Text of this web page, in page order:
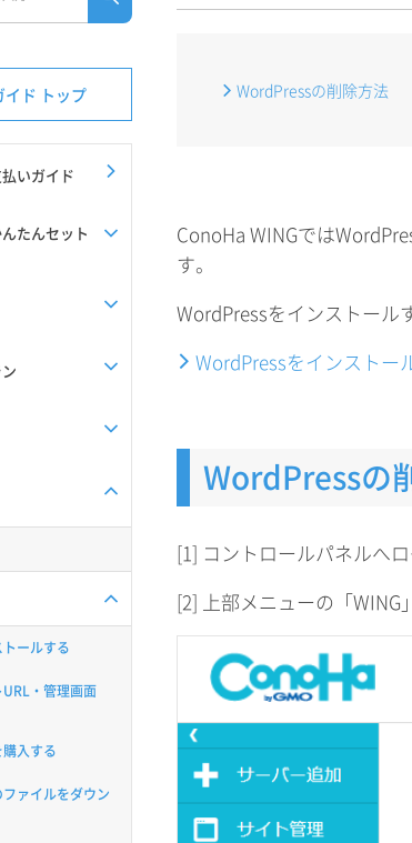
イド トップ
いガイド
たんセット
ールする
・管理画面
入する
ァイルをダウン
WordPressの削除方法
ConoHa WINGでは
す。
WordPressをインストール
WordPressをインストー
WordPressの
[1] コントロールパネルへロ
[2] 上部メニューの「WING